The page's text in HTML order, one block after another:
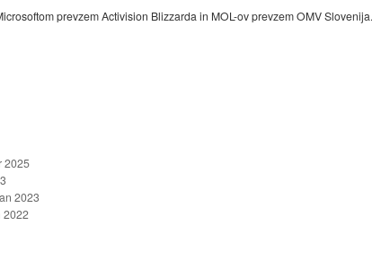
prevzem Activision Blizzarda in MOL-ov prevzem OMV Slovenija.
2025
2023
2022